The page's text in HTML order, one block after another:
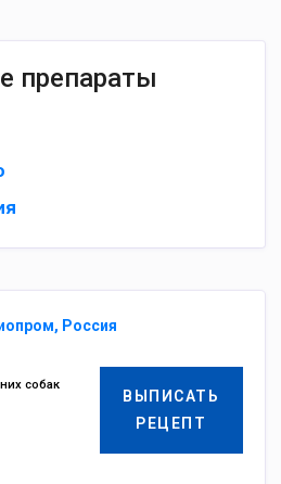
препараты
Россия
ВЫПИСАТЬ
РЕЦЕПТ
собак